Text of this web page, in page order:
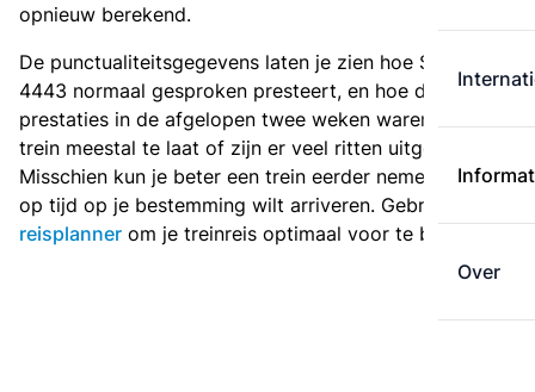
Over
opnieuw berekend.
De punctualiteitsgegevens laten je zien hoe Sprinter
4443 normaal gesproken presteert, en hoe de
prestaties in de afgelopen twee weken waren. Is deze
trein meestal te laat of zijn er veel ritten uitgevallen?
Misschien kun je beter een trein eerder nemen als je
op tijd op je bestemming wilt arriveren. Gebruik de
reisplanner om je treinreis optimaal voor te bereiden.